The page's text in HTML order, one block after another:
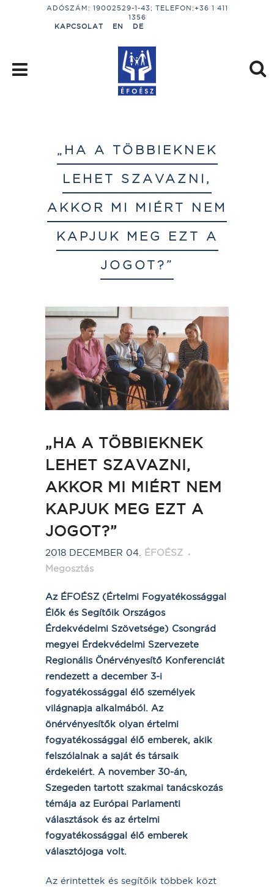
ADÓSZÁM: 19002529-1-43; TELEFON:+36 1 411
1356
KAPCSOLAT
EN DE
„HA A TÖBBIEKNEK
LEHET SZAVAZNI,
AKKOR MI MIÉRT NEM
KAPJUK MEG EZT A
JOGOT?”
„HA A TÖBBIEKNEK
LEHET SZAVAZNI,
AKKOR MI MIÉRT NEM
KAPJUK MEG EZT A
JOGOT?”
2018 DECEMBER 04. ÉFOÉSZ
Megosztás
Az ÉFOÉSZ (Értelmi Fogyatékossággal
Élők és Segítőik Országos
Érdekvédelmi Szövetsége) Csongrád
megyei Érdekvédelmi Szervezete
Regionális Önérvényesítő Konferenciát
rendezett a december 3-i
fogyatékossággal élő személyek
világnapja alkalmából. Az
önérvényesítők olyan értelmi
fogyatékossággal élő emberek, akik
felszólalnak a saját és társaik
érdekeiért. A november 30-án,
Szegeden tartott szakmai tanácskozás
témája az Európai Parlamenti
választások és az értelmi
fogyatékossággal élő emberek
választójoga volt.
Az érintettek és segítőik többek közt